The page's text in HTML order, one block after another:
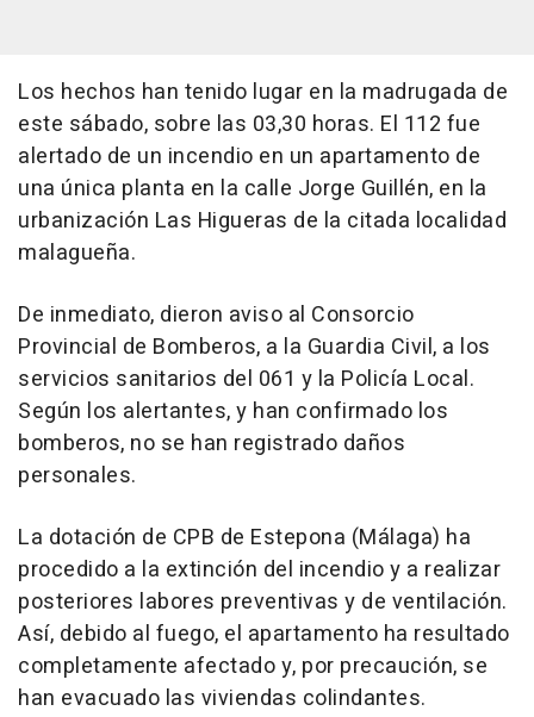
Los hechos han tenido lugar en la madrugada de
este sábado, sobre las 03,30 horas. El 112 fue
alertado de un incendio en un apartamento de
una única planta en la calle Jorge Guillén, en la
urbanización Las Higueras de la citada localidad
malagueña.
De inmediato, dieron aviso al Consorcio
Provincial de Bomberos, a la Guardia Civil, a los
servicios sanitarios del 061 y la Policía Local.
Según los alertantes, y han confirmado los
bomberos, no se han registrado daños
personales.
La dotación de CPB de Estepona (Málaga) ha
procedido a la extinción del incendio y a realizar
posteriores labores preventivas y de ventilación.
Así, debido al fuego, el apartamento ha resultado
completamente afectado y, por precaución, se
han evacuado las viviendas colindantes.